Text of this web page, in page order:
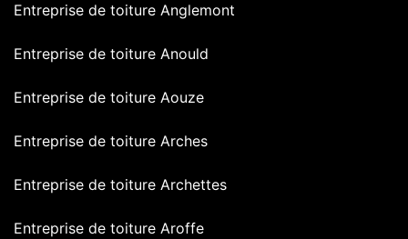
Entreprise de toiture Anglemont
Entreprise de toiture Anould
Entreprise de toiture Aouze
Entreprise de toiture Arches
Entreprise de toiture Archettes
Entreprise de toiture Aroffe